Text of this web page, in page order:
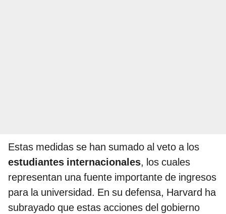
Estas medidas se han sumado al veto a los
estudiantes internacionales, los cuales
representan una fuente importante de ingresos
para la universidad. En su defensa, Harvard ha
subrayado que estas acciones del gobierno